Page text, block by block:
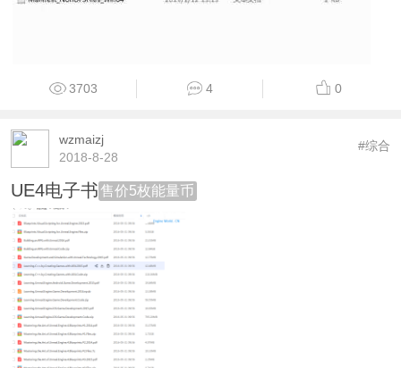
3703 4 0
wzmaizj
2018-8-28
#综合
UE4电子书 售价5枚能量币